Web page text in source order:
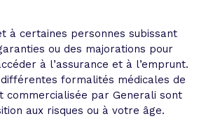
à certaines personnes subissant
ou des majorations pour
à l’assurance et à l’emprunt.
formalités médicales de
commercialisée par Generali sont
aux risques ou à votre âge.